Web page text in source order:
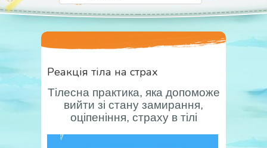
Реакція тіла на страх
Тілесна практика, яка допоможе
вийти зі стану замирання,
оціпеніння, страху в тілі